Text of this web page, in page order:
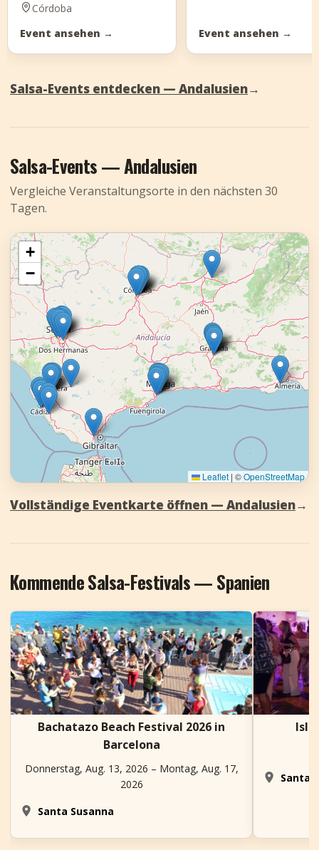
Córdoba
Event ansehen → Event ansehen →
Salsa-Events entdecken — Andalusien→
Salsa-Events — Andalusien
Vergleiche Veranstaltungsorte in den nächsten 30
Tagen.
+
−
Leaflet | ©OpenStreetMap
Vollständige Eventkarte öffnen — Andalusien→
Kommende Salsa-Festivals — Spanien
Bachatazo Beach Festival 2026 in
Barcelona
Donnerstag, Aug. 13, 2026 – Montag, Aug. 17,
2026
Santa Susanna
Isla
Santa